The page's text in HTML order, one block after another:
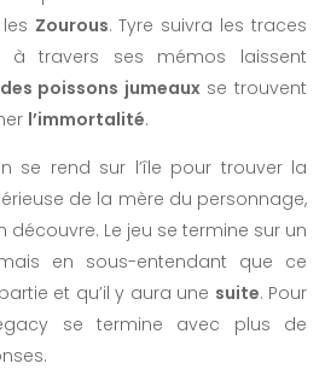
Zourous. Tyre suivra les traces
à travers ses mémos laissent
poissons jumeauxse trouvent
l’immortalité.
se rend sur l’île pour trouver la
de la mère du personnage,
découvre. Le jeu se termine sur un
en sous-entendant que ce
et qu’il y aura une suite. Pour
se termine avec plus de